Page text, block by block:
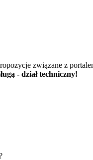
związane z
- dział techniczny!